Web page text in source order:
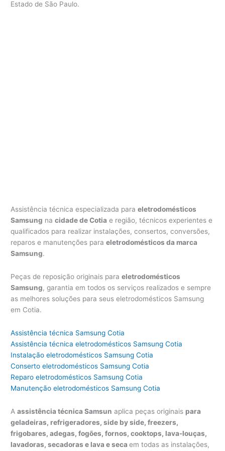
Estado de São Paulo.
Assistência técnica especializada paraeletrodomésticos
Samsung nacidade de Cotia e região, técnicos experientes e
qualificados para realizar instalações, consertos, conversões,
reparos e manutenções paraeletrodomésticos da marca
Samsung.
Peças de reposição originais paraeletrodomésticos
Samsung, garantia em todos os serviços realizados e sempre
as melhores soluções para seus eletrodomésticos Samsung
em Cotia.
Assistência técnica Samsung Cotia
Assistência técnica eletrodomésticos Samsung Cotia
Instalação eletrodomésticos Samsung Cotia
Conserto eletrodomésticos Samsung Cotia
Reparo eletrodomésticos Samsung Cotia
Manutenção eletrodomésticos Samsung Cotia
Aassistência técnica Samsun aplica peças originais para
geladeiras, refrigeradores, side by side, freezers,
frigobares, adegas, fogões, fornos, cooktops, lava-louças,
lavadoras, secadoras e lava e secaem todas as instalações,